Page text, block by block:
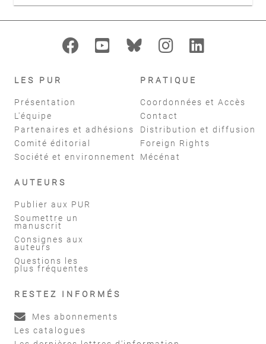
LES PUR
Présentation
L'équipe
Partenaires et adhésions
Comité éditorial
Société et environnement
PRATIQUE
Coordonnées et Accès
Contact
Distribution et diffusion
Foreign Rights
Mécénat
AUTEURS
Publier aux PUR
Soumettre un
manuscrit
Consignes aux
auteurs
Questions les
plus fréquentes
RESTEZ INFORMÉS
Mes abonnements
Les catalogues